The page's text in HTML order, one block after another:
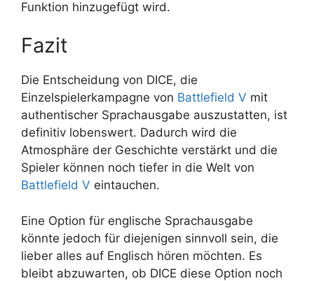
Funktion hinzugefügt wird.
Fazit
Die Entscheidung von DICE, die
Einzelspielerkampagne von Battlefield V mit
authentischer Sprachausgabe auszustatten, ist
definitiv lobenswert. Dadurch wird die
Atmosphäre der Geschichte verstärkt und die
Spieler können noch tiefer in die Welt von
Battlefield V eintauchen.
Eine Option für englische Sprachausgabe
könnte jedoch für diejenigen sinnvoll sein, die
lieber alles auf Englisch hören möchten. Es
bleibt abzuwarten, ob DICE diese Option noch